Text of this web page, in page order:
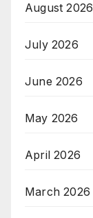
August 2026
July 2026
June 2026
May 2026
April 2026
March 2026